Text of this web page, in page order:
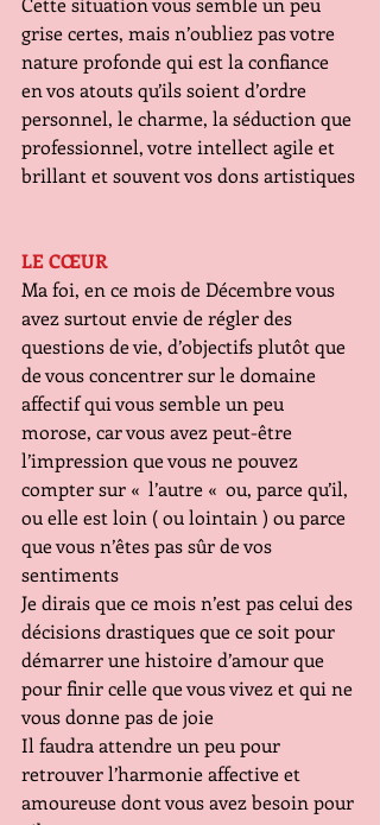
grise certes, mais n’oubliez pas votre
nature profonde qui est la confiance
en vos atouts qu’ils soient d’ordre
personnel, le charme, la séduction que
professionnel, votre intellect agile et
brillant et souvent vos dons artistiques
LE CŒUR
Ma foi, en ce mois de Décembre vous
avez surtout envie de régler des
questions de vie, d’objectifs plutôt que
de vous concentrer sur le domaine
affectif qui vous semble un peu
morose, car vous avez peut-être
l’impression que vous ne pouvez
compter sur «  l’autre «  ou, parce qu’il,
ou elle est loin ( ou lointain ) ou parce
que vous n’êtes pas sûr de vos
sentiments
Je dirais que ce mois n’est pas celui des
décisions drastiques que ce soit pour
démarrer une histoire d’amour que
pour finir celle que vous vivez et qui ne
vous donne pas de joie
Il faudra attendre un peu pour
retrouver l’harmonie affective et
amoureuse dont vous avez besoin pour